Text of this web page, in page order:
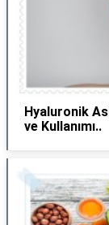
Hyaluronik
ve Kullanımı..